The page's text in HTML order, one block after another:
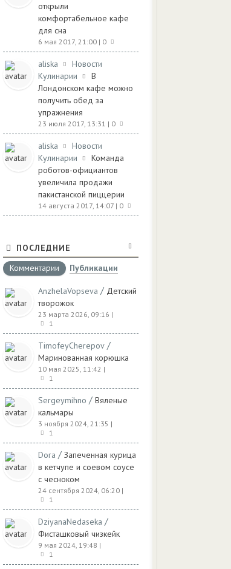
открыли
комфортабельное кафе
для сна
6 мая 2017, 21:00 | 0
aliska
Новости
Кулинарии
В
Лондонском кафе можно
получить обед за
упражнения
23 июля 2017, 13:31 | 0
aliska
Новости
Кулинарии
Команда
роботов-официантов
увеличила продажи
пакистанской пиццерии
14 августа 2017, 14:07 | 0
ПОСЛЕДНИЕ
Комментарии
Публикации
AnzhelaVopseva / Детский
творожок
23 марта 2026, 09:16 |
1
TimofeyCherepov /
Маринованная корюшка
10 мая 2025, 11:42 |
1
Sergeymihno / Вяленые
кальмары
3 ноября 2024, 21:35 |
1
Dora / Запеченная курица
в кетчупе и соевом соусе
с чесноком
24 сентября 2024, 06:20 |
1
DziyanaNedaseka /
Фисташковый чизкейк
9 мая 2024, 19:48 |
1